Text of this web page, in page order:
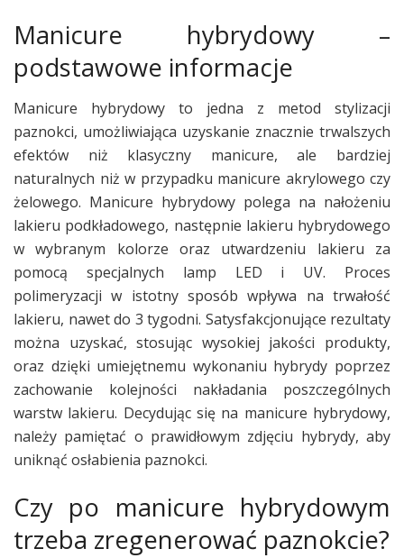
Manicure hybrydowy –
podstawowe informacje
Manicure hybrydowy to jedna z metod stylizacji
paznokci, umożliwiająca uzyskanie znacznie trwalszych
efektów niż klasyczny manicure, ale bardziej
naturalnych niż w przypadku manicure akrylowego czy
żelowego. Manicure hybrydowy polega na nałożeniu
lakieru podkładowego, następnie lakieru hybrydowego
w wybranym kolorze oraz utwardzeniu lakieru za
pomocą specjalnych lamp LED i UV. Proces
polimeryzacji w istotny sposób wpływa na trwałość
lakieru, nawet do 3 tygodni. Satysfakcjonujące rezultaty
można uzyskać, stosując wysokiej jakości produkty,
oraz dzięki umiejętnemu wykonaniu hybrydy poprzez
zachowanie kolejności nakładania poszczególnych
warstw lakieru. Decydując się na manicure hybrydowy,
należy pamiętać o prawidłowym zdjęciu hybrydy, aby
uniknąć osłabienia paznokci.
Czy po manicure hybrydowym
trzeba zregenerować paznokcie?